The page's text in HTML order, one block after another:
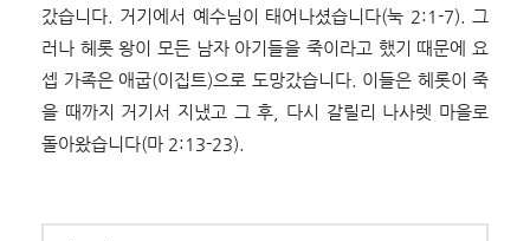
갔습니다. 거기에서 예수님이 태어나셨습니다(눅 2:1-7). 그
러나 헤롯 왕이 모든 남자 아기들을 죽이라고 했기 때문에 요
셉 가족은 애굽(이집트)으로 도망갔습니다. 이들은 헤롯이 죽
을 때까지 거기서 지냈고 그 후, 다시 갈릴리 나사렛 마을로
돌아왔습니다(마 2:13-23).